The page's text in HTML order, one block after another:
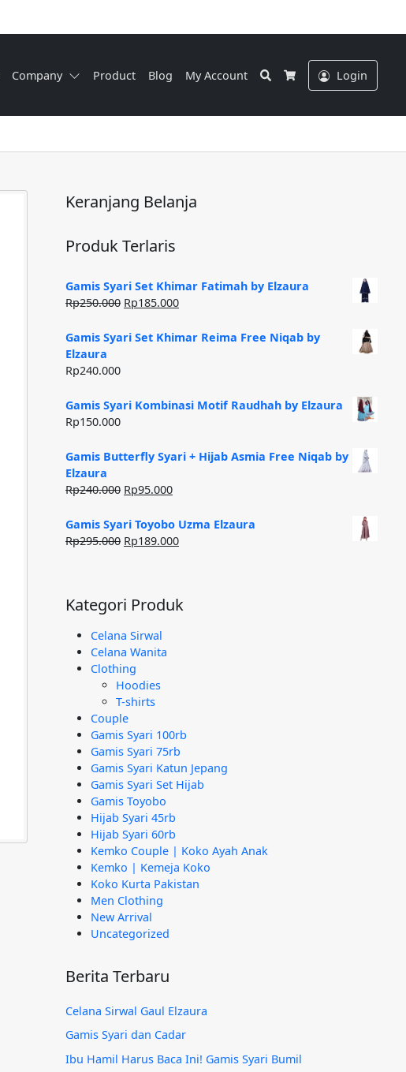
Company Product Blog My Account
Search
Cart
Login
Keranjang Belanja
Produk Terlaris
Gamis Syari Set Khimar Fatimah by Elzaura
Rp250.000 Harga
adalah:
Rp185.000Harga
ini
Gamis Syari Set Khimar Reima Free Niqab by
Elzaura
Rp240.000
Gamis Syari Kombinasi Motif Raudhah by Elzaura
Rp150.000
Gamis Butterfly Syari + Hijab Asmia Free Niqab by
Elzaura
Rp240.000 Harga
adalah:
Rp240.000.
Rp95.000Harga
ini
adalah:
Gamis Syari Toyobo Uzma Elzaura
Rp295.000 Harga
Rp189.000Harga
Rp189.000.
Kategori Produk
Celana Sirwal
Celana Wanita
Clothing
Hoodies
T-shirts
Couple
Gamis Syari 100rb
Gamis Syari 75rb
Gamis Syari Katun Jepang
Gamis Syari Set Hijab
Gamis Toyobo
Hijab Syari 45rb
Hijab Syari 60rb
Kemko Couple | Koko Ayah Anak
Kemko | Kemeja Koko
Koko Kurta Pakistan
Men Clothing
New Arrival
Uncategorized
Berita Terbaru
Celana Sirwal Gaul Elzaura
Gamis Syari dan Cadar
Ibu Hamil Harus Baca Ini! Gamis Syari Bumil